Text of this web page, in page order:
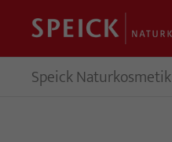
Speick Naturkosmetik